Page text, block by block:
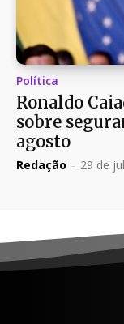
Política
Ronaldo
sobre
agosto
Redação - 29 de